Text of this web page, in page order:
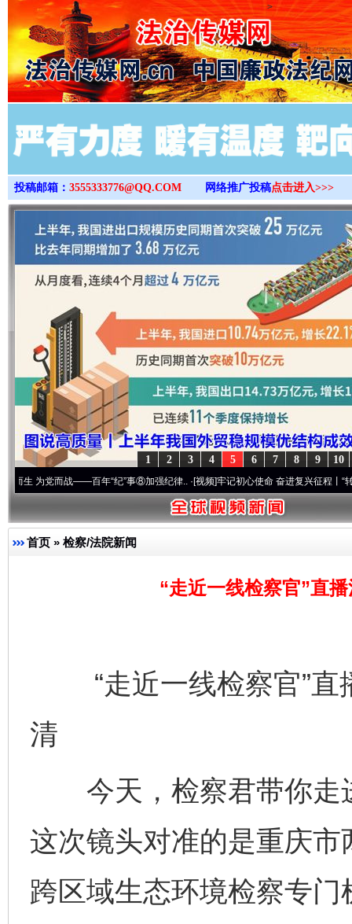
>
投稿邮箱： 3555333776@QQ.COM 网络推广投稿点击进入>>>
10
9
8
7
6
5
4
3
2
1
而战——百年“纪”事⑧加强纪律..·[视频]牢记初心使命 奋进复兴征程丨“转折之城”激
首页 » 检察/法院新闻
“走近一线检察官”直
“走近一线检察官”直
清
今天，检察君带你走
这次镜头对准的是重庆
跨区域生态环境检察专